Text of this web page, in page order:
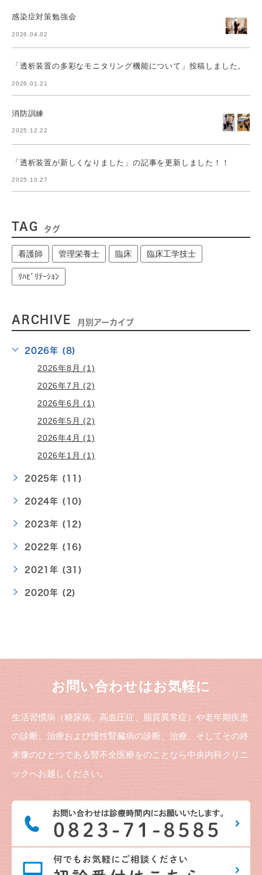
感染症対策勉強会
2026.04.02
「透析装置の多彩なモニタリング機能について」投稿しました。
2026.01.21
消防訓練
2025.12.22
「透析装置が新しくなりました」の記事を更新しました！！
2025.10.27
TAG タグ
看護師 管理栄養士 臨床 臨床工学技士
ﾘﾊﾋﾞﾘﾃｰｼｮﾝ
ARCHIVE 月別アーカイブ
2026年 (8)
2026年8月 (1)
2026年7月 (2)
2026年6月 (1)
2026年5月 (2)
2026年4月 (1)
2026年1月 (1)
2025年 (11)
2024年 (10)
2023年 (12)
2022年 (16)
2021年 (31)
2020年 (2)
お問い合わせはお気軽に
生活習慣病（糖尿病、高血圧症、脂質異常症）や老年期疾患
の診断、治療および慢性腎臓病の診断、治療、そしてその終
末像のひとつである腎不全医療をのことなら中央内科クリニ
ックへお越しください。